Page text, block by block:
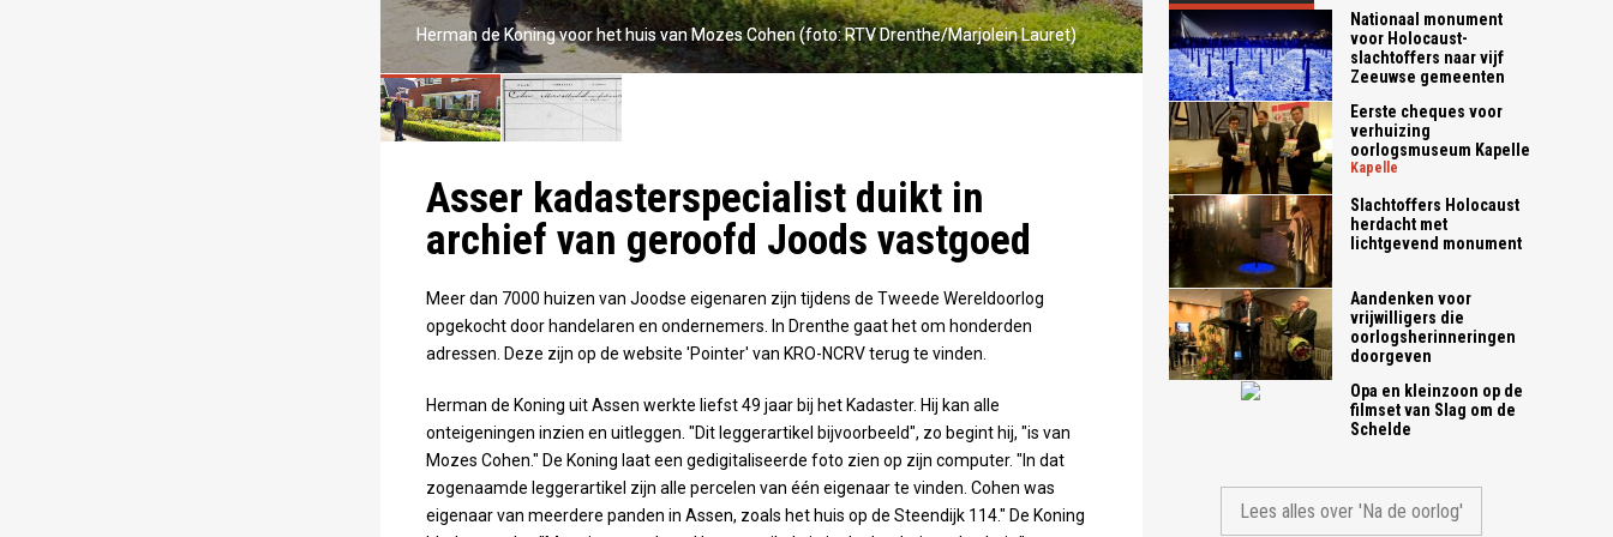
Herman de Koning voor het huis van Mozes Cohen (foto: RTV Drenthe/Marjolein Lauret)
Herman de Koning voor het huis van Mozes Cohen (foto: RTV Drenthe/Marjolein Lauret)
Het huis van Mozes Cohen werd verkocht aan Lammert
Archief)
Asser kadasterspecialist duikt in
archief van geroofd Joods vastgoed
Meer dan 7000 huizen van Joodse eigenaren zijn tijdens de Tweede Wereldoorlog
opgekocht door handelaren en ondernemers. In Drenthe gaat het om honderden
adressen. Deze zijn op de website 'Pointer' van KRO-NCRV terug te vinden.
Herman de Koning uit Assen werkte liefst 49 jaar bij het Kadaster. Hij kan alle
onteigeningen inzien en uitleggen. "Dit leggerartikel bijvoorbeeld", zo begint hij, "is van
Mozes Cohen." De Koning laat een gedigitaliseerde foto zien op zijn computer. "In dat
zogenaamde leggerartikel zijn alle percelen van één eigenaar te vinden. Cohen was
eigenaar van meerdere panden in Assen, zoals het huis op de Steendijk 114." De Koning
Nationaal monument
voor Holocaust-
slachtoffers naar vijf
Zeeuwse gemeenten
Eerste cheques voor
verhuizing
oorlogsmuseum Kapelle
kapelle
Slachtoffers Holocaust
herdacht met
lichtgevend monument
Aandenken voor
vrijwilligers die
oorlogsherinneringen
doorgeven
Opa en kleinzoon op de
filmset van Slag om de
Schelde
Lees alles over 'Na de oorlog'